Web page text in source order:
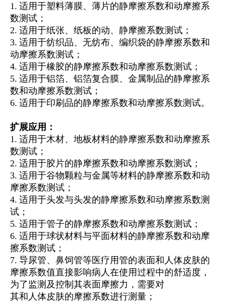
1. 适用于塑料薄膜、薄片的静摩擦系数和动摩擦系
数测试；
2. 适用于纸张、纸板的动、静摩擦系数测试；
3. 适用于纺织品、无纺布、编织袋的静摩擦系数和
动摩擦系数测试；
4. 适用于橡胶的静摩擦系数和动摩擦系数测试；
5. 适用于铝箔、铝箔复合膜、金属制品的静摩擦系
数和动摩擦系数测试；
6. 适用于印刷品的静摩擦系数和动摩擦系数测试。
扩展应用：
1. 适用于木材、地板材料的静摩擦系数和动摩擦系
数测试；
2. 适用于胶片的静摩擦系数和动摩擦系数测试；
3. 适用于谷物颗粒与金属等材料的静摩擦系数和动
摩擦系数测试；
4. 适用于头发与头发的静摩擦系数和动摩擦系数测
试；
5. 适用于管子的静摩擦系数和动摩擦系数测试；
6. 适用于球状材料与平面材料的静摩擦系数和动摩
擦系数测试；
7. 导尿管、鼻饲管等医疗用管的表面和人体皮肤的
摩擦系数值直接影响病人在使用过程中的舒适度，
为了监测及控制其表面摩擦力，需要对
其和人体皮肤的摩擦系数进行测量；